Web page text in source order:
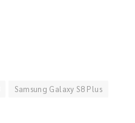
Samsung Galaxy S8 Plus